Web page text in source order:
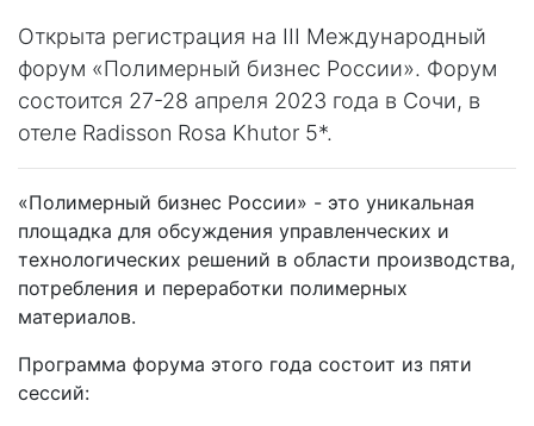
Открыта регистрация на III Международный
форум «Полимерный бизнес России». Форум
состоится 27-28 апреля 2023 года в Сочи, в
отеле Radisson Rosa Khutor 5*.
«Полимерный бизнес России» - это уникальная
площадка для обсуждения управленческих и
технологических решений в области производства,
потребления и переработки полимерных
материалов.
Программа форума этого года состоит из пяти
сессий: